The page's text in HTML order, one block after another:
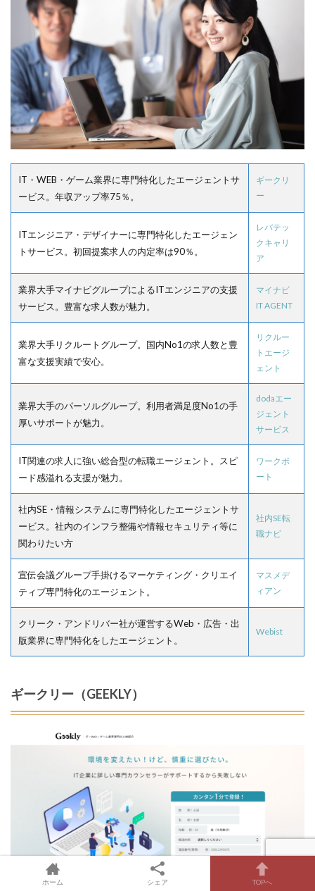
IT・WEB・ゲーム業界に専門特化したエージェントサ
ービス。年収アップ率75％。
ギークリ
ー
ITエンジニア・デザイナーに専門特化したエージェン
トサービス。初回提案求人の内定率は90％。
レバテッ
クキャリ
ア
業界大手マイナビグループによるITエンジニアの支援
サービス。豊富な求人数が魅力。
マイナビ
IT AGENT
業界大手リクルートグループ。国内No1の求人数と豊
富な支援実績で安心。
リクルー
トエージ
ェント
業界大手のパーソルグループ。利用者満足度No1の手
厚いサポートが魅力。
dodaエー
ジェント
サービス
IT関連の求人に強い総合型の転職エージェント。スピ
ード感溢れる支援が魅力。
ワークポ
ート
社内SE・情報システムに専門特化したエージェントサ
ービス。社内のインフラ整備や情報セキュリティ等に
関わりたい方
社内SE転
職ナビ
宣伝会議グループ手掛けるマーケティング・クリエイ
ティブ専門特化のエージェント。
マスメデ
ィアン
クリーク・アンドリバー社が運営するWeb・広告・出
版業界に専門特化をしたエージェント。
Webist
ギークリー（GEEKLY）
ホーム シェア TOPへ